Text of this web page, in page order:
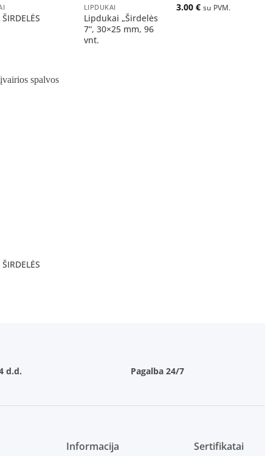
LIPDUKAI
Lipdukai „Širdelės
7“, 30×25 mm, 96
vnt.
3.00 € su PVM.
d.d. Pagalba 24/7
Informacija Sertifikatai